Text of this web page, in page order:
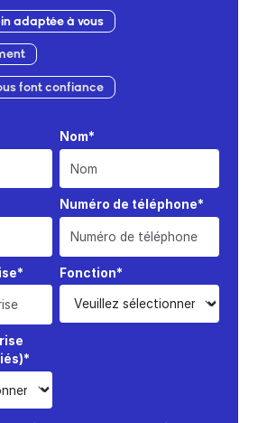
adaptée à vous
font confiance
Nom*
Numéro de téléphone*
Fonction*